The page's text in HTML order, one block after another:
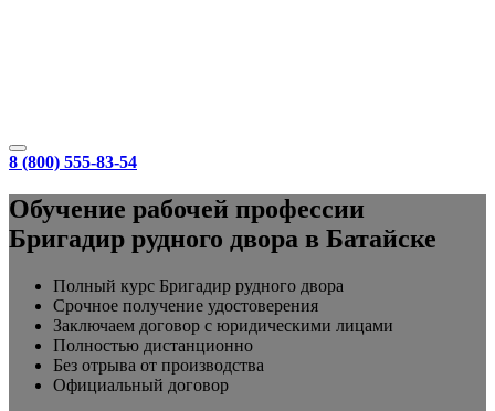
8 (800) 555-83-54
Обучение рабочей профессии
Бригадир рудного двора в Батайске
Полный курс Бригадир рудного двора
Срочное получение удостоверения
Заключаем договор с юридическими лицами
Полностью дистанционно
Без отрыва от производства
Официальный договор